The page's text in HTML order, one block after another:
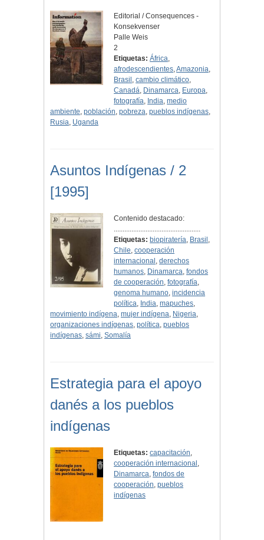
Editorial / Consequences -
Konsekvenser
Palle Weis
2
Etiquetas: África,
afrodescendientes,Amazonia,
Brasil ,cambio climático,
Canadá, Dinamarca, Europa,
fotografía, India,medio
ambiente, población, pobreza, pueblos indígenas,
Rusia, Uganda
Asuntos Indígenas / 2
[1995]
Contenido destacado:
.................................................
Etiquetas: biopiratería, Brasil ,
Chile,cooperación
internacional ,derechos
humanos, Dinamarca,fondos
de cooperación,fotografía,
genoma humano,incidencia
política, India,mapuches,
movimiento indígena, mujer indígena, Nigeria,
organizaciones indígenas, política, pueblos
indígenas, sámi, Somalía
Estrategia para el apoyo
danés a los pueblos
indígenas
Etiquetas: capacitación,
cooperación internacional ,
Dinamarca,fondos de
cooperación,pueblos
indígenas